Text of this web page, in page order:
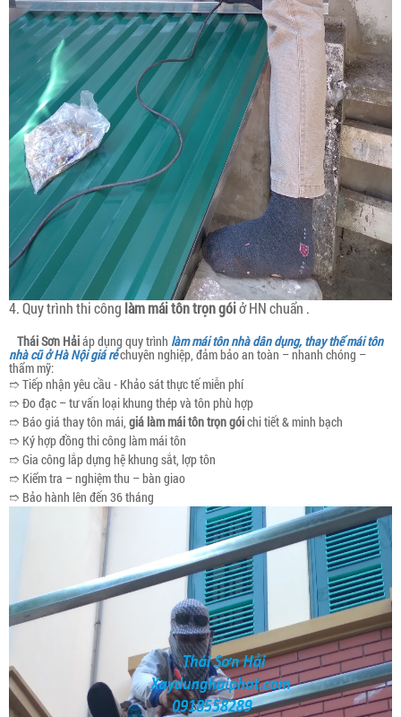
4. Quy trình thi công làm mái tôn trọn góiở HN chuẩn .
Thái Sơn Hảiáp dụng quy trình làm mái tôn nhà dân dụng, thay thế mái tôn
nhà cũ ở Hà Nội giá rẻchuyên nghiệp, đảm bảo an toàn – nhanh chóng –
thẩm mỹ:
➱ Tiếp nhận yêu cầu - Khảo sát thực tế miễn phí
➱ Đo đạc – tư vấn loại khung thép và tôn phù hợp
➱ Báo giá thay tôn mái, giá làm mái tôn trọn góichi tiết & minh bạch
➱ Ký hợp đồng thi công làm mái tôn
➱ Gia công lắp dựng hệ khung sắt, lợp tôn
➱ Kiểm tra – nghiệm thu – bàn giao
➱ Bảo hành lên đến 36 tháng